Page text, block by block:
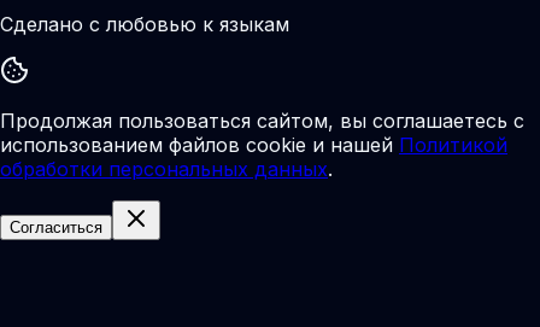
Сделано с любовью к языкам
Продолжая пользоваться сайтом, вы соглашаетесь с
использованием файлов cookie и нашей Политикой
обработки персональных данных.
Согласиться